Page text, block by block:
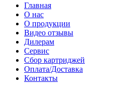
Главная
О нас
О продукции
Видео отзывы
Дилерам
Сервис
Сбор картриджей
Оплата/Доставка
Контакты